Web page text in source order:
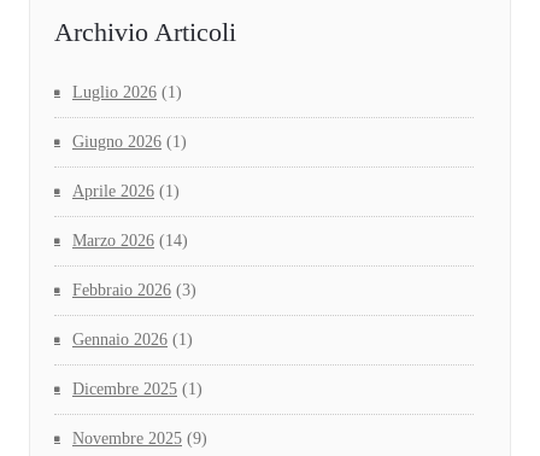
Archivio Articoli
Luglio 2026 (1)
Giugno 2026 (1)
Aprile 2026 (1)
Marzo 2026 (14)
Febbraio 2026 (3)
Gennaio 2026 (1)
Dicembre 2025 (1)
Novembre 2025 (9)